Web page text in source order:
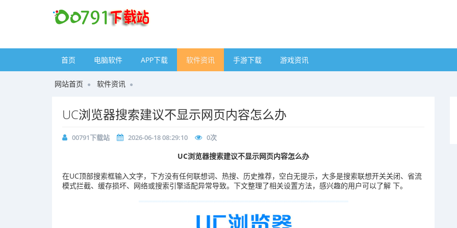
首页 电脑软件 APP下载 软件资讯 手游下载 游戏资讯
网站首页 软件资讯
UC浏览器搜索建议不显示网页内容怎么办
00791下载站 2026-06-18 08:29:10 0次
UC浏览器搜索建议不显示网页内容怎么办
在UC顶部搜索框输入文字，下方没有任何联想词、热搜、历史推荐，空白无提示，大多是搜索联想开关关闭、省流
模式拦截、缓存损坏、网络或搜索引擎适配异常导致。下文整理了相关设置方法，感兴趣的用户可以了解 下。